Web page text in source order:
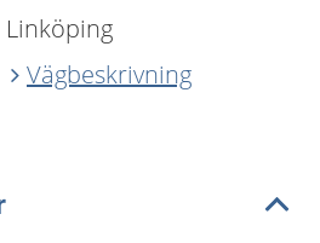
Linköping
Vägbeskrivning